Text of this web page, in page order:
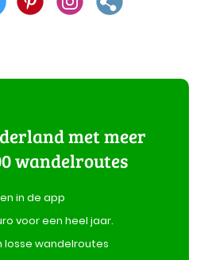
met meer
wandelroutes
in de app
voor een heel jaar.
losse wandelroutes